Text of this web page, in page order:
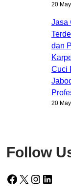
20
Jasa
dan
Cuci
20
Follow
Facebook X Instagram LinkedIn